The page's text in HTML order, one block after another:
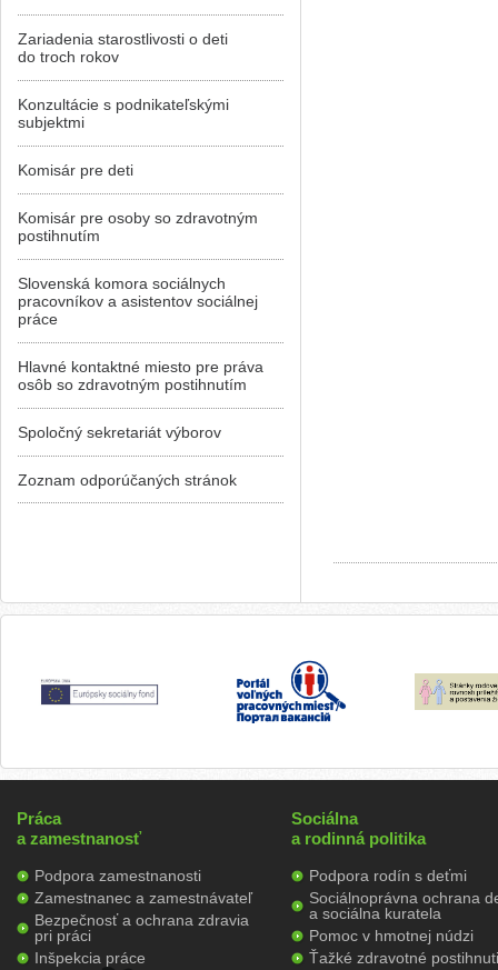
Zariadenia starostlivosti o deti
do troch rokov
Konzultácie s podnikateľskými
subjektmi
Komisár pre deti
Komisár pre osoby so zdravotným
postihnutím
Slovenská komora sociálnych
pracovníkov a asistentov sociálnej
práce
Hlavné kontaktné miesto pre práva
osôb so zdravotným postihnutím
Spoločný sekretariát výborov
Zoznam odporúčaných stránok
Práca
a zamestnanosť
Podpora zamestnanosti
Zamestnanec a zamestnávateľ
Bezpečnosť a ochrana zdravia
pri práci
Inšpekcia práce
Sociálna
a rodinná politika
Podpora rodín s deťmi
Sociálnoprávna ochrana
a sociálna kuratela
Pomoc v hmotnej núdzi
Ťažké zdravotné